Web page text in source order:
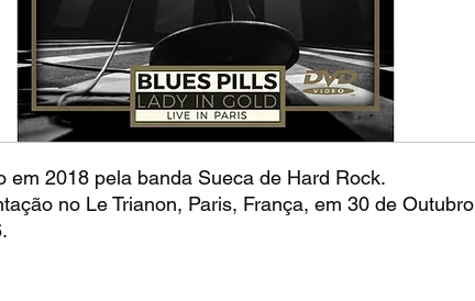
em 2018 pela banda Sueca de Hard Rock.
no Le Trianon, Paris, França, em 30 de Outubro